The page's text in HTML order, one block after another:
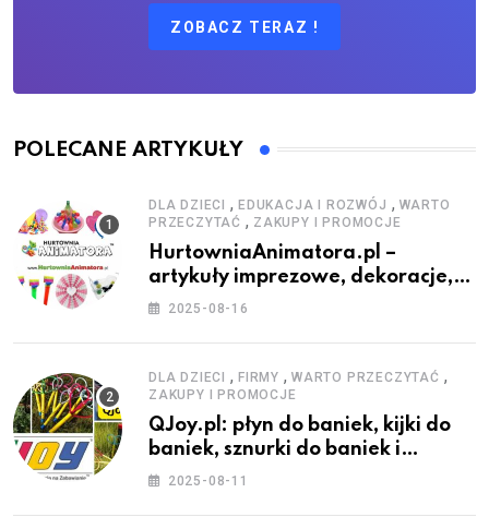
ZOBACZ TERAZ !
POLECANE ARTYKUŁY
DLA DZIECI , EDUKACJA I ROZWÓJ , WARTO
PRZECZYTAĆ , ZAKUPY I PROMOCJE
HurtowniaAnimatora.pl –
artykuły imprezowe, dekoracje,
stroje i akcesoria dla animatorów
2025-08-16
DLA DZIECI , FIRMY , WARTO PRZECZYTAĆ ,
ZAKUPY I PROMOCJE
QJoy.pl: płyn do baniek, kijki do
baniek, sznurki do baniek i
zestawy do baniek
2025-08-11